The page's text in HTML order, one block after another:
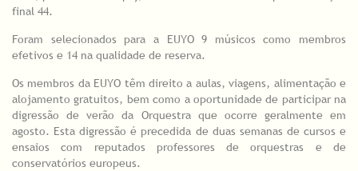
final 44.
Foram selecionados para a EUYO 9 músicos como membros
efetivos e 14 na qualidade de reserva.
Os membros da EUYO têm direito a aulas, viagens, alimentação e
alojamento gratuitos, bem como a oportunidade de participar na
digressão de verão da Orquestra que ocorre geralmente em
agosto. Esta digressão é precedida de duas semanas de cursos e
ensaios com reputados professores de orquestras e de
conservatórios europeus.